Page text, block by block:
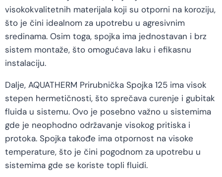
visokokvalitetnih materijala koji su otporni na koroziju,
što je čini idealnom za upotrebu u agresivnim
sredinama. Osim toga, spojka ima jednostavan i brz
sistem montaže, što omogućava laku i efikasnu
instalaciju.
Dalje, AQUATHERM Prirubnička Spojka 125 ima visok
stepen hermetičnosti, što sprečava curenje i gubitak
fluida u sistemu. Ovo je posebno važno u sistemima
gde je neophodno održavanje visokog pritiska i
protoka. Spojka takođe ima otpornost na visoke
temperature, što je čini pogodnom za upotrebu u
sistemima gde se koriste topli fluidi.